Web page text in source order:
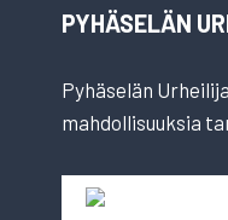
PYHÄSELÄN
Pyhäselän
mahdollisuuksia